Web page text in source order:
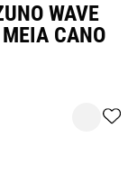
WAVE
CANO